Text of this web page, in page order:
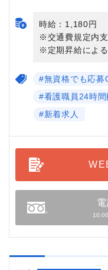
時給：1,180円
※交通費規定内
※定期昇給によ
#無資格でも応募
#看護職員24時間
#新着求人